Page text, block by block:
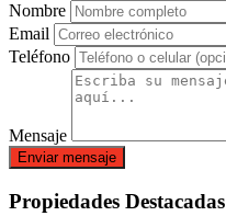
Nombre
Email
Teléfono
Mensaje
Enviar mensaje
Propiedades Destacadas